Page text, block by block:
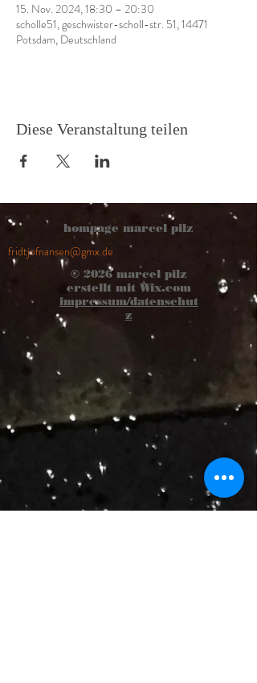
15. Nov. 2024, 18:30 – 20:30
scholle51, geschwister-scholl-str. 51, 14471
Potsdam, Deutschland
Diese Veranstaltung teilen
hompage marcel pilz
fridtjofnansen@gmx.de
© 2026marcel pilz
erstellt mit Wix.com
impressum/datenschut
z